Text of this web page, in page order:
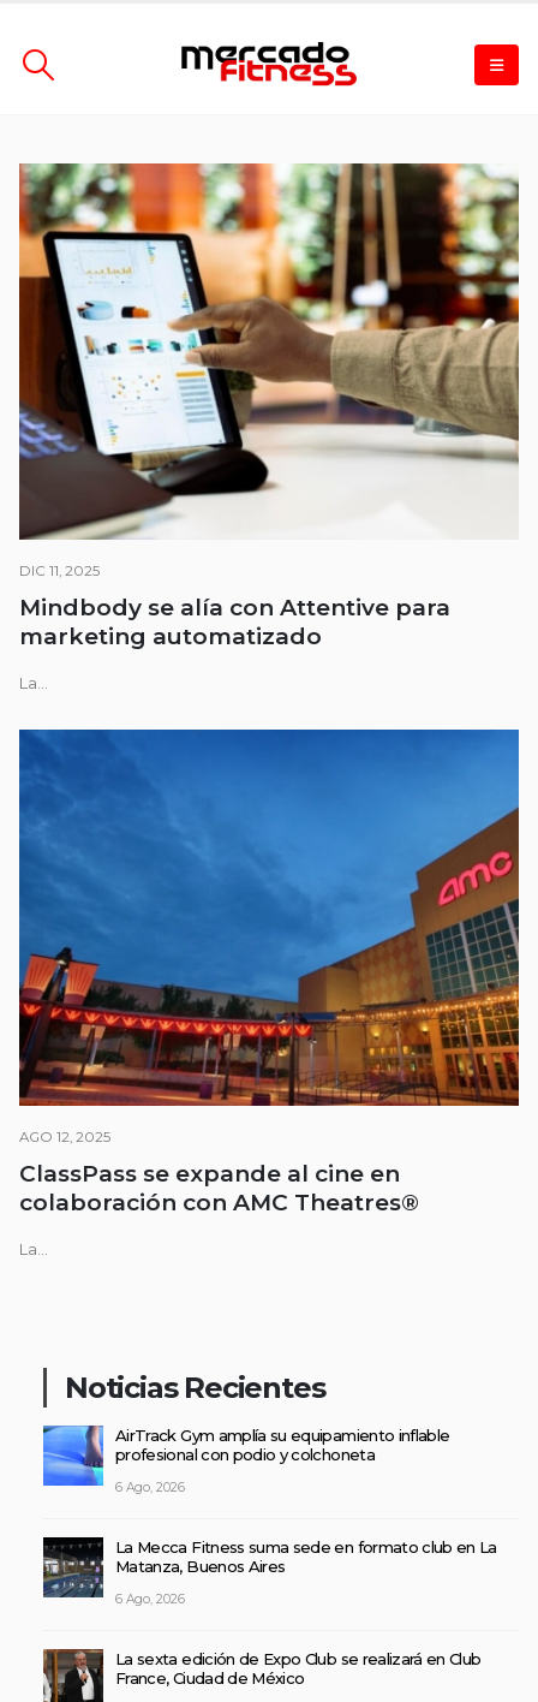
DIC 11, 2025
Mindbody se alía con Attentive para
marketing automatizado
La...
AGO 12, 2025
ClassPass se expande al cine en
colaboración con AMC Theatres®
La...
Noticias Recientes
AirTrack Gym amplía su equipamiento inflable
profesional con podio y colchoneta
6 Ago, 2026
La Mecca Fitness suma sede en formato club en La
Matanza, Buenos Aires
6 Ago, 2026
La sexta edición de Expo Club se realizará en Club
France, Ciudad de México